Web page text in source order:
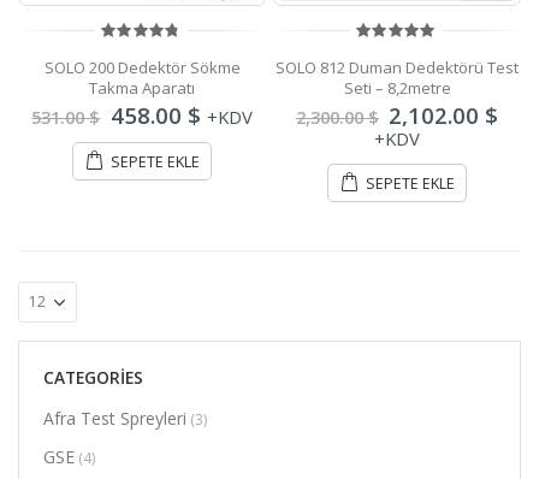
of 5
SOLO 200 Dedektör Sökme
Takma Aparatı
531.00$ Orijinal
fiyat:
531.00 $.
458.00 $Şu
andaki
458.00 $.
+KDV
SEPETE EKLE
of 5
SOLO 812 Duman Dedektörü Test
Seti – 8,2metre
2,300.00$ Orijinal
fiyat:
2,300.00 $.
2,102.00 $
+KDV
SEPETE EKLE
CATEGORIES
Afra Test Spreyleri (3)
GSE (4)